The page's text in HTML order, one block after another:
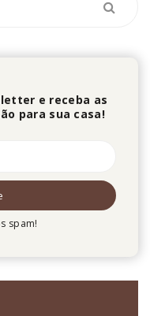
e receba as
para sua casa!
spam!